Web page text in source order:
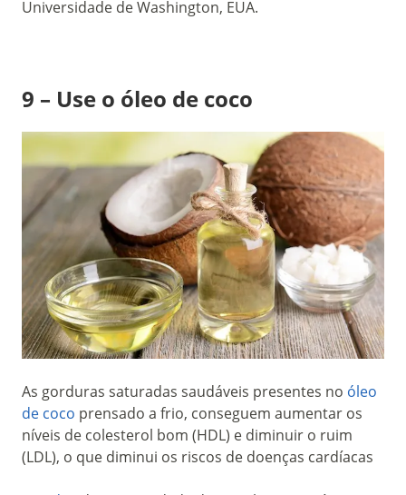
Universidade de Washington, EUA.
9 – Use o óleo de coco
As gorduras saturadas saudáveis presentes no óleo
de coco prensado a frio, conseguem aumentar os
níveis de colesterol bom (HDL) e diminuir o ruim
(LDL), o que diminui os riscos de doenças cardíacas